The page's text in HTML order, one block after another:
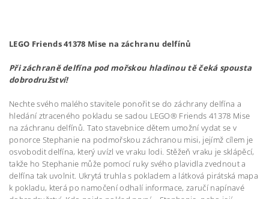
LEGO Friends 41378 Mise na záchranu delfínů
Při záchraně delfína pod mořskou hladinou tě čeká spousta
dobrodružství!
Nechte svého malého stavitele ponořit se do záchrany delfína a
hledání ztraceného pokladu se sadou LEGO® Friends 41378 Mise
na záchranu delfínů. Tato stavebnice dětem umožní vydat se v
ponorce Stephanie na podmořskou záchranou misi, jejímž cílem je
osvobodit delfína, který uvízl ve vraku lodi. Stěžeň vraku je sklápěcí,
takže ho Stephanie může pomocí ruky svého plavidla zvednout a
delfína tak uvolnit. Ukrytá truhla s pokladem a látková pirátská mapa
k pokladu, která po namočení odhalí informace, zaručí napínavé